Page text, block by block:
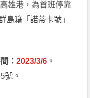
雄港，為首班停靠
島籍「諾蒂卡號」
：2023/3/6 。
號。